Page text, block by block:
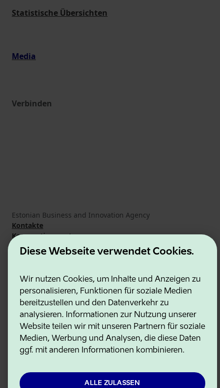
Diese Webseite verwendet Cookies.
Wir nutzen Cookies, um Inhalte und Anzeigen zu
personalisieren, Funktionen für soziale Medien
bereitzustellen und den Datenverkehr zu
analysieren. Informationen zur Nutzung unserer
Website teilen wir mit unseren Partnern für soziale
Medien, Werbung und Analysen, die diese Daten
ggf. mit anderen Informationen kombinieren.
ALLE ZULASSEN
Statistische Übersichten
Media
Verbinden
Estonian Business and Innovation Agency
Kontakte
Kooperationspartner
Nutzungsbedingungen
Cookie- und Datenschutzrichtlinie